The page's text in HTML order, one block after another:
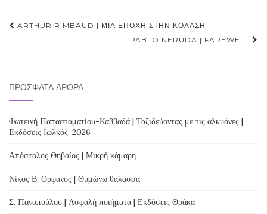
Post
ARTHUR RIMBAUD | ΜΙΑ ΕΠΟΧΉ ΣΤΗΝ ΚΌΛΑΣΗ
PABLO NERUDA | FAREWELL
ΠΡΌΣΦΑΤΑ ΆΡΘΡΑ
Φωτεινή Παπασταματίου-Καββαδά | Ταξιδεύοντας με τις αλκυόνες |
Εκδόσεις Ιωλκός, 2026
Απόστολος Θηβαίος | Μικρή κάμαρη
Νίκος Β. Ορφανός | Θυμώνω θάλασσα
Σ. Πανοπούλου | Ασφαλή ποιήματα | Εκδόσεις Θράκα